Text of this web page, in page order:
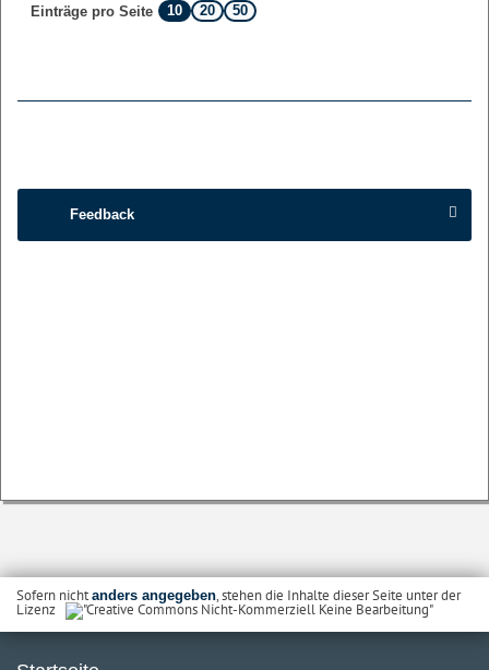
Einträge pro Seite
10 20 50
Feedback
Sofern nichtanders angegeben, stehen die Inhalte dieser Seite unter der
Lizenz